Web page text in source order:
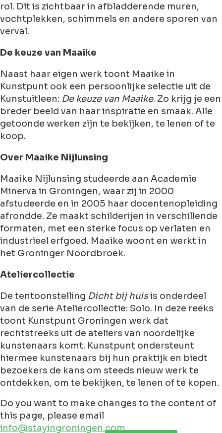
rol. Dit is zichtbaar in afbladderende muren,
vochtplekken, schimmels en andere sporen van
verval.
De keuze van Maaike
Naast haar eigen werk toont Maaike in
Kunstpunt ook een persoonlijke selectie uit de
Kunstuitleen: De keuze van Maaike. Zo krijg je een
breder beeld van haar inspiratie en smaak. Alle
getoonde werken zijn te bekijken, te lenen of te
koop.
Over Maaike Nijlunsing
Maaike Nijlunsing studeerde aan Academie
Minerva in Groningen, waar zij in 2000
afstudeerde en in 2005 haar docentenopleiding
afrondde. Ze maakt schilderijen in verschillende
formaten, met een sterke focus op verlaten en
industrieel erfgoed. Maaike woont en werkt in
het Groninger Noordbroek.
Ateliercollectie
De tentoonstelling Dicht bij huisis onderdeel
van de serie Ateliercollectie: Solo. In deze reeks
toont Kunstpunt Groningen werk dat
rechtstreeks uit de ateliers van noordelijke
kunstenaars komt. Kunstpunt ondersteunt
hiermee kunstenaars bij hun praktijk en biedt
bezoekers de kans om steeds nieuw werk te
ontdekken, om te bekijken, te lenen of te kopen.
Do you want to make changes to the content of
this page, please email
info@stayingroningen.com
Leaflet | ©JawgMaps©OpenStreetMap